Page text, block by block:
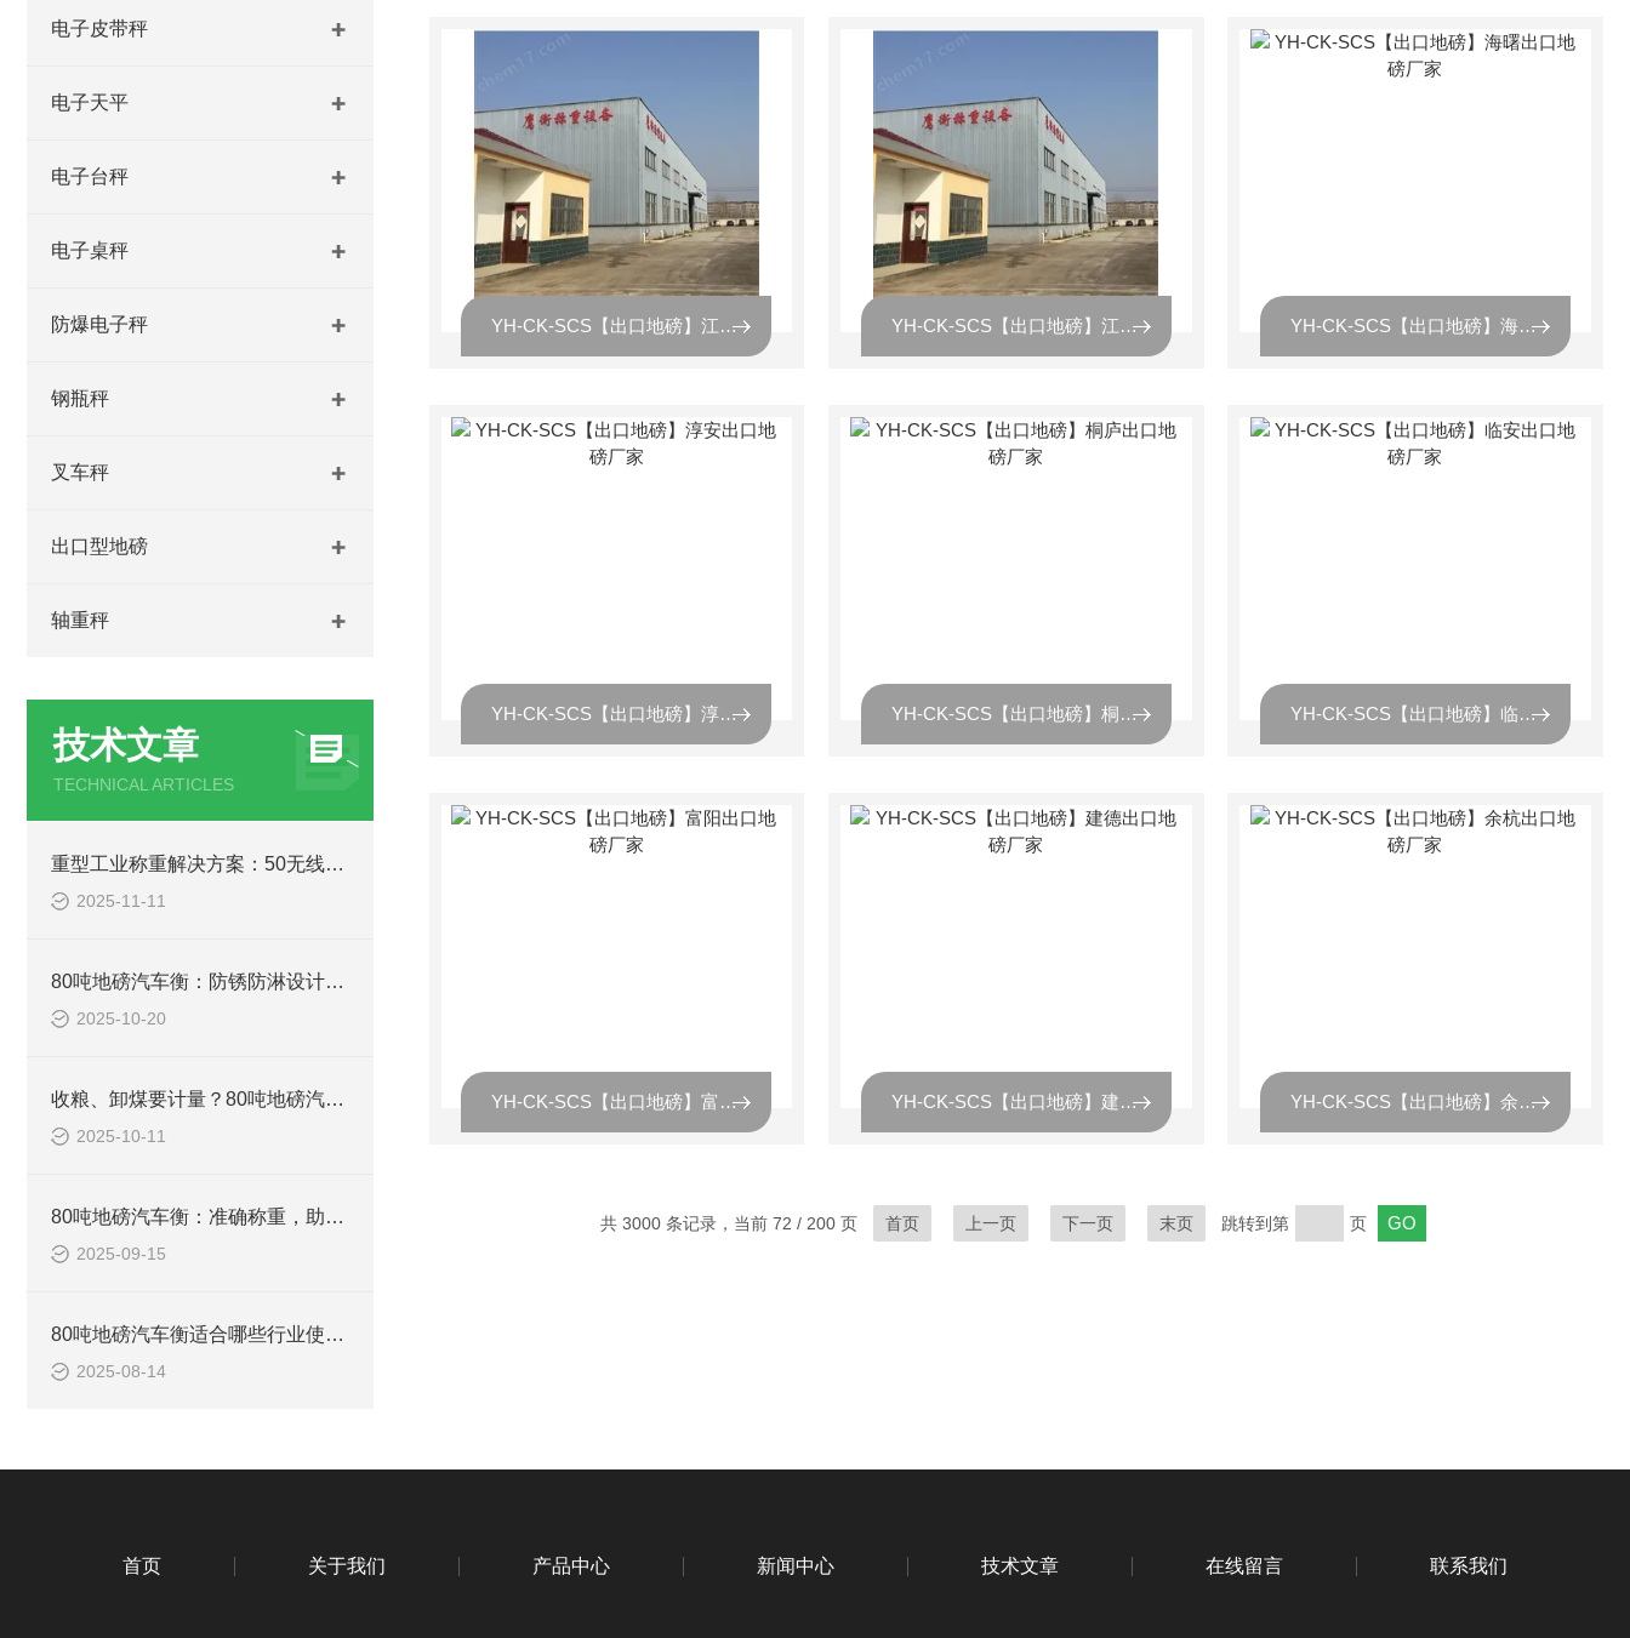
电子皮带秤
电子天平
电子台秤
电子桌秤
防爆电子秤
钢瓶秤
叉车秤
出口型地磅
轴重秤
技术文章
TECHNICAL ARTICLES
重型工业称重解决方案：50无线耐高温吊钩秤在冶金、铸造行业的关键应用分析
2025-11-11
80吨地磅汽车衡：防锈防淋设计，南方雨季、北方寒冬都能用
2025-10-20
收粮、卸煤要计量？80吨地磅汽车衡，不用反复称，一次出准数
2025-10-11
80吨地磅汽车衡：准确称重，助力物流运输高效发展
2025-09-15
80吨地磅汽车衡适合哪些行业使用？
2025-08-14
YH-CK-SCS【出口地磅】江北区出口地磅厂家 YH-CK-SCS【出口地磅】江东出口地磅厂家 YH-CK-SCS【出口地磅】海曙出口地磅厂家
YH-CK-SCS【出口地磅】淳安出口地磅厂家 YH-CK-SCS【出口地磅】桐庐出口地磅厂家 YH-CK-SCS【出口地磅】临安出口地磅厂家
YH-CK-SCS【出口地磅】富阳出口地磅厂家 YH-CK-SCS【出口地磅】建德出口地磅厂家 YH-CK-SCS【出口地磅】余杭出口地磅厂家
共 3000 条记录，当前 72 / 200 页 首页 上一页 下一页 末页 跳转到第 页
首页 关于我们 产品中心 新闻中心 技术文章 在线留言 联系我们